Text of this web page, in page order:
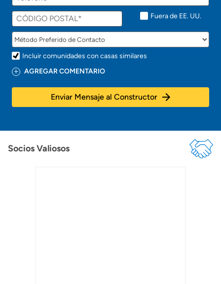
n
t
!
Fuera de EE. UU.
Incluir comunidades con casas similares
AGREGAR COMENTARIO
Enviar Mensaje al Constructor
Socios Valiosos